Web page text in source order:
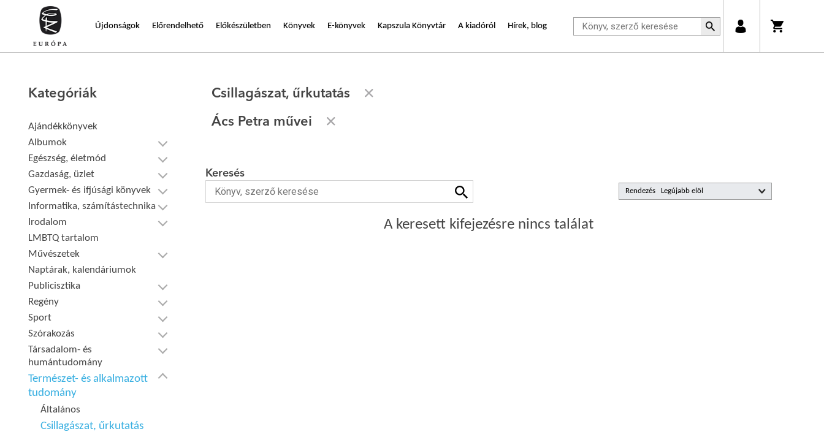
Újdonságok Előrendelhető Előkészületben Könyvek E-könyvek Kapszula Könyvtár A kiadóról Hírek, blog
Kategóriák
Ajándékkönyvek
Albumok
Egészség, életmód
Gazdaság, üzlet
Gyermek- és ifjúsági könyvek
Informatika, számítástechnika
Irodalom
LMBTQ tartalom
Művészetek
Naptárak, kalendáriumok
Publicisztika
Regény
Sport
Szórakozás
Társadalom- és
humántudomány
Természet- és alkalmazott
tudomány
Általános
Csillagászat, űrkutatás
Csillagászat, űrkutatás
Ács Petra művei
Rendezés
Keresés
A keresett kifejezésre nincs találat